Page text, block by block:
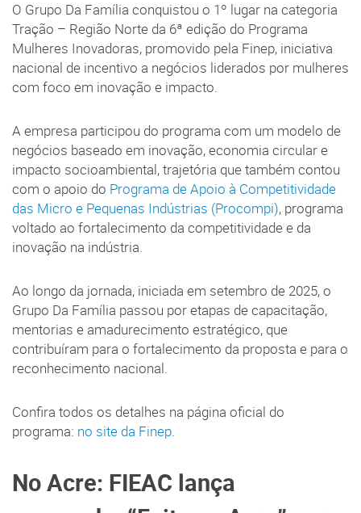
O Grupo Da Família conquistou o 1º lugar na categoria
Tração – Região Norte da 6ª edição do Programa
Mulheres Inovadoras, promovido pela Finep, iniciativa
nacional de incentivo a negócios liderados por mulheres
com foco em inovação e impacto.
A empresa participou do programa com um modelo de
negócios baseado em inovação, economia circular e
impacto socioambiental, trajetória que também contou
com o apoio do Programa de Apoio à Competitividade
das Micro e Pequenas Indústrias (Procompi), programa
voltado ao fortalecimento da competitividade e da
inovação na indústria.
Ao longo da jornada, iniciada em setembro de 2025, o
Grupo Da Família passou por etapas de capacitação,
mentorias e amadurecimento estratégico, que
contribuíram para o fortalecimento da proposta e para o
reconhecimento nacional.
Confira todos os detalhes na página oficial do
programa: no site da Finep.
No Acre: FIEAC lança